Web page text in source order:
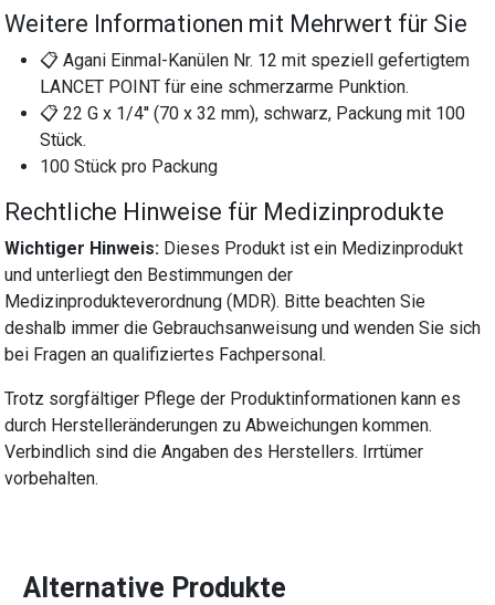
Weitere Informationen mit Mehrwert für Sie
📋 Agani Einmal-Kanülen Nr. 12 mit speziell gefertigtem
LANCET POINT für eine schmerzarme Punktion.
📋 22 G x 1/4'' (70 x 32 mm), schwarz, Packung mit 100
Stück.
100 Stück pro Packung
Rechtliche Hinweise für Medizinprodukte
Wichtiger Hinweis: Dieses Produkt ist ein Medizinprodukt
und unterliegt den Bestimmungen der
Medizinprodukteverordnung (MDR). Bitte beachten Sie
deshalb immer die Gebrauchsanweisung und wenden Sie sich
bei Fragen an qualifiziertes Fachpersonal.
Trotz sorgfältiger Pflege der Produktinformationen kann es
durch Herstelleränderungen zu Abweichungen kommen.
Verbindlich sind die Angaben des Herstellers. Irrtümer
vorbehalten.
Alternative Produkte